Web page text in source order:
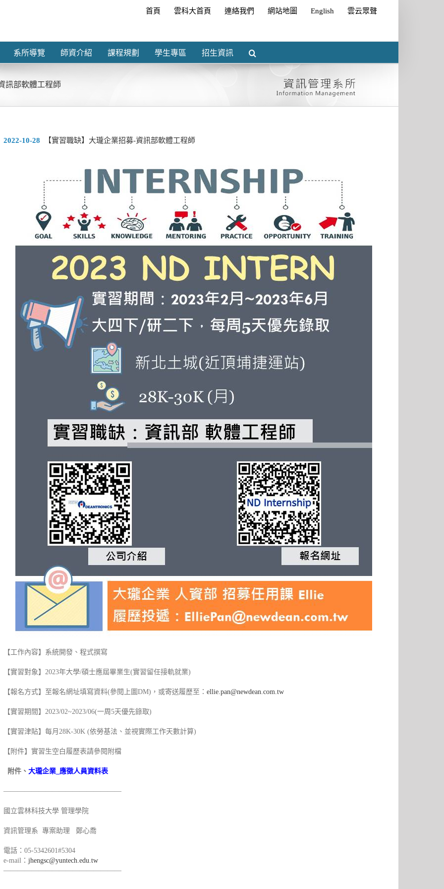
首頁 雲科大首頁 連絡我們 網站地圖 English 雲云眾聲
系所導覽 師資介紹 課程規劃 學生專區 招生資訊
訊部軟體工程師
2022-10-28 【實習職缺】大瓏企業招募-資訊部軟體工程師
【工作內容】系統開發、程式撰寫
【實習對象】2023年大學/碩士應屆畢業生(實習留任接軌就業)
【報名方式】至報名網址填寫資料(參閱上圖DM)，或寄送履歷至： ellie.pan@newdean.com.tw
【實習期間】2023/02~2023/06(一周5天優先錄取)
【實習津貼】每月28K-30K (依勞基法、並視實際工作天數計算)
【附件】實習生空白履歷表請參閱附檔
附件、 大瓏企業_應徵人員資料表
—————————————————
國立雲林科技大學 管理學院
資訊管理系 專案助理 鄭心喬
電話：05-5342601#5304
e-mail： jhengsc@yuntech.edu.tw
—————————————————